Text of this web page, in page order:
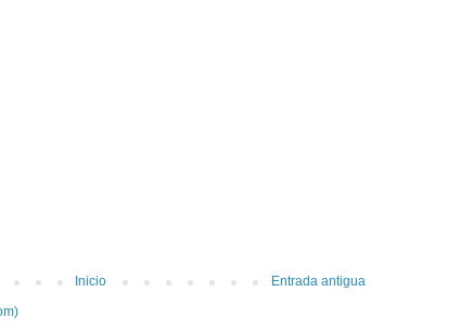
Entrada antigua
Inicio